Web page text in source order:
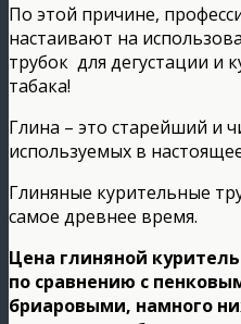
По этой причине,
настаивают на
трубок для дегустации и
табака!
Глина – это старейший и
используемых в
Глиняные курительные
самое древнее время.
Цена глиняной
по сравнению с
бриаровыми, намного